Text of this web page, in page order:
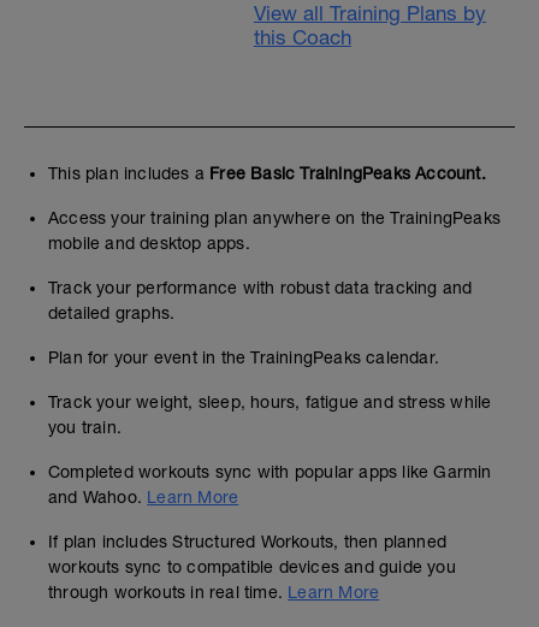
View all Training Plans by
this Coach
This plan includes a Free Basic TrainingPeaks Account.
Access your training plan anywhere on the TrainingPeaks
mobile and desktop apps.
Track your performance with robust data tracking and
detailed graphs.
Plan for your event in the TrainingPeaks calendar.
Track your weight, sleep, hours, fatigue and stress while
you train.
Completed workouts sync with popular apps like Garmin
and Wahoo. Learn More
If plan includes Structured Workouts, then planned
workouts sync to compatible devices and guide you
through workouts in real time. Learn More